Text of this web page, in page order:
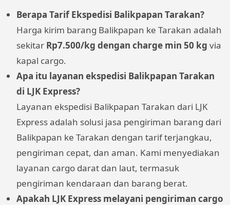
Berapa Tarif Ekspedisi Balikpapan Tarakan?
Harga kirim barang Balikpapan ke Tarakan adalah
sekitar Rp7.500/kg dengan charge min 50 kg via
kapal cargo.
Apa itu layanan ekspedisi Balikpapan Tarakan
di LJK Express?
Layanan ekspedisi Balikpapan Tarakan dari LJK
Express adalah solusi jasa pengiriman barang dari
Balikpapan ke Tarakan dengan tarif terjangkau,
pengiriman cepat, dan aman. Kami menyediakan
layanan cargo darat dan laut, termasuk
pengiriman kendaraan dan barang berat.
Apakah LJK Express melayani pengiriman cargo